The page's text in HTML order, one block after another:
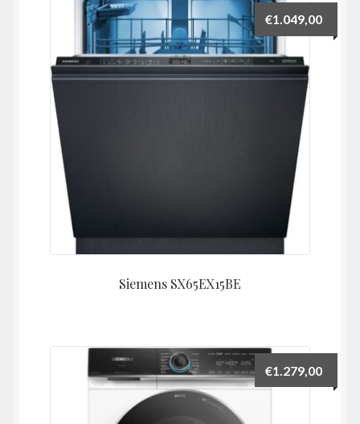
Siemens SX65EX15BE
€1.049,00
€1.279,00